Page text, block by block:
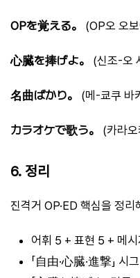
OPを覚える。 (OP오 오
心臓を捧げよ。 (신조-오
名曲ばかり。 (메-쿄쿠 바
カラオケで歌う。 (카라
6. 정리
진격거 OP·ED 핵심을 정리
어휘 5 + 표현 5 + 메
「自由·心臓·進撃」 시